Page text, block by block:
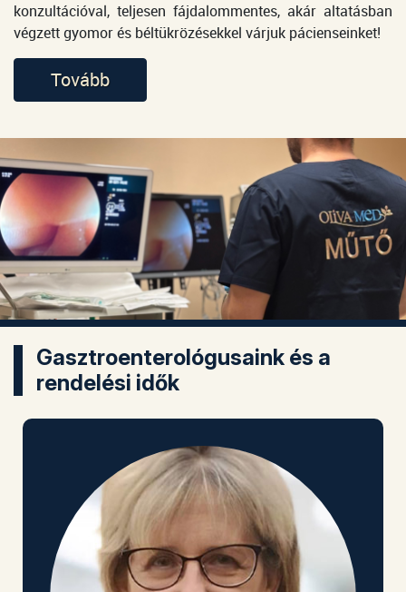
konzultációval, teljesen fájdalommentes, akár altatásban
végzett gyomor és béltükrözésekkel várjuk pácienseinket!
Tovább
Gasztroenterológusaink és a
rendelési idők